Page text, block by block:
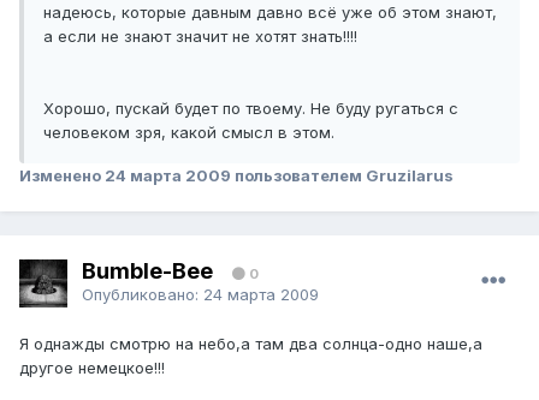
надеюсь, которые давным давно всё уже об этом знают,
а если не знают значит не хотят знать!!!!
Хорошо, пускай будет по твоему. Не буду ругаться с
человеком зря, какой смысл в этом.
Изменено 24 марта 2009 пользователем Gruzilarus
Bumble-Bee 0
Опубликовано: 24 марта 2009
Я однажды смотрю на небо,а там два солнца-одно наше,а
другое немецкое!!!